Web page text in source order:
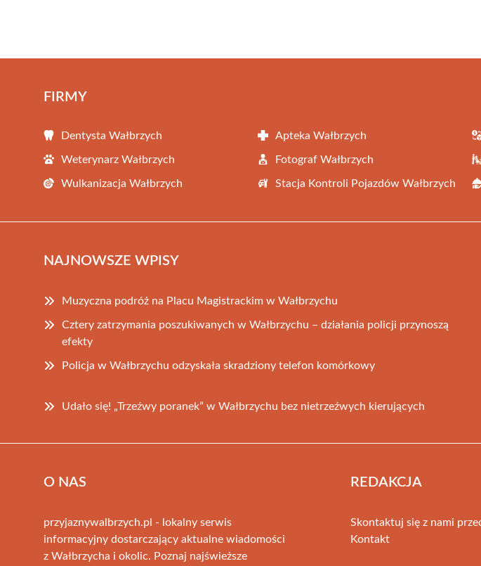
FIRMY
Dentysta Wałbrzych Apteka Wałbrzych
Weterynarz Wałbrzych Fotograf Wałbrzych
Wulkanizacja Wałbrzych Stacja Kontroli Pojazdów Wałbrzych
NAJNOWSZE WPISY
Muzyczna podróż na Placu Magistrackim w Wałbrzychu
Cztery zatrzymania poszukiwanych w Wałbrzychu – działania policji przynoszą
efekty
Policja w Wałbrzychu odzyskała skradziony telefon komórkowy
Udało się! „Trzeźwy poranek” w Wałbrzychu bez nietrzeźwych kierujących
O NAS
przyjaznywalbrzych.pl - lokalny serwis
informacyjny dostarczający aktualne wiadomości
z Wałbrzycha i okolic. Poznaj najświeższe
REDAKCJA
Skontaktuj się z nami
Kontakt